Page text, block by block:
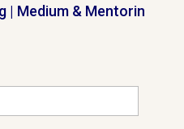
| Medium & Mentorin